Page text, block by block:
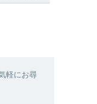
軽にお尋